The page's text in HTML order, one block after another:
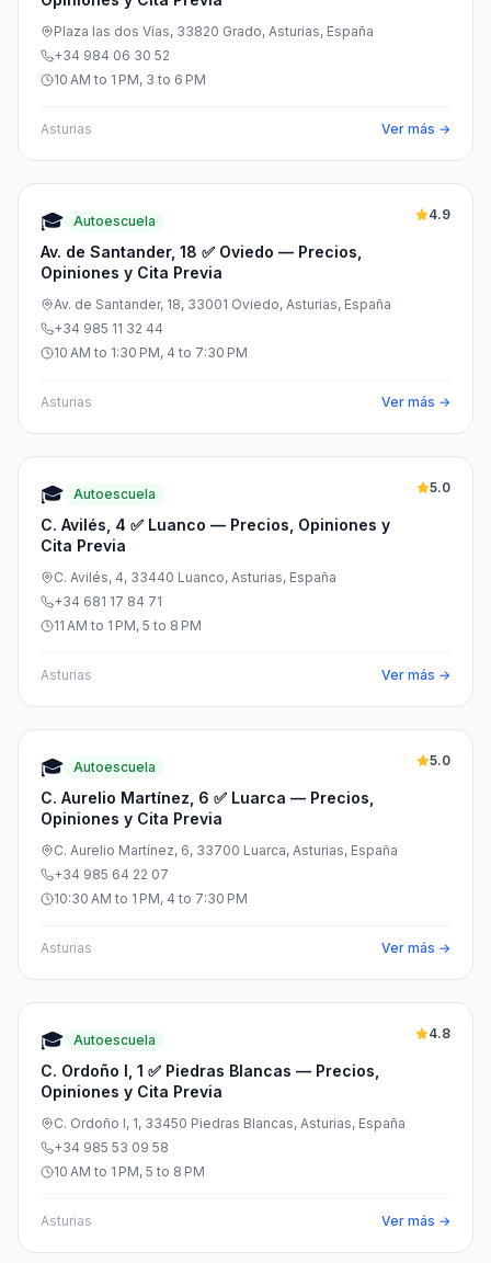
Plaza las dos Vías, 33820 Grado, Asturias, España
+34 984 06 30 52
10 AM to 1 PM, 3 to 6 PM
Asturias Ver más →
🎓 Autoescuela
Av. de Santander, 18 ✅ Oviedo — Precios,
Opiniones y Cita Previa
4.9
Av. de Santander, 18, 33001 Oviedo, Asturias, España
+34 985 11 32 44
10 AM to 1:30 PM, 4 to 7:30 PM
Asturias Ver más →
🎓 Autoescuela
C. Avilés, 4 ✅ Luanco — Precios, Opiniones y
Cita Previa
5.0
C. Avilés, 4, 33440 Luanco, Asturias, España
+34 681 17 84 71
11 AM to 1 PM, 5 to 8 PM
Asturias Ver más →
🎓 Autoescuela
C. Aurelio Martínez, 6 ✅ Luarca — Precios,
Opiniones y Cita Previa
5.0
C. Aurelio Martínez, 6, 33700 Luarca, Asturias, España
+34 985 64 22 07
10:30 AM to 1 PM, 4 to 7:30 PM
Asturias Ver más →
🎓 Autoescuela
C. Ordoño I, 1 ✅ Piedras Blancas — Precios,
Opiniones y Cita Previa
4.8
C. Ordoño I, 1, 33450 Piedras Blancas, Asturias, España
+34 985 53 09 58
10 AM to 1 PM, 5 to 8 PM
Asturias Ver más →